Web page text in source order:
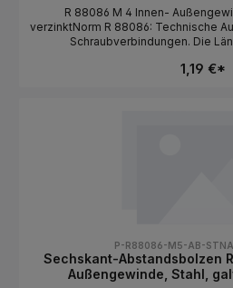
R 88086 M 4 Innen-
verzinktNorm R 88086: Technische
Schraubverbindungen. Die
Innen- /
1,19 €*
P-R88086-M5-AB-
Sechskant-Abstandsbolzen
Außengewinde, Stahl,